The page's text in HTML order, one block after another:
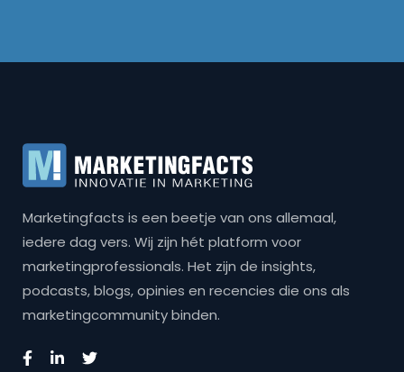
Marketingfacts is een beetje van ons allemaal,
iedere dag vers. Wij zijn hét platform voor
marketingprofessionals. Het zijn de insights,
podcasts, blogs, opinies en recencies die ons als
marketingcommunity binden.